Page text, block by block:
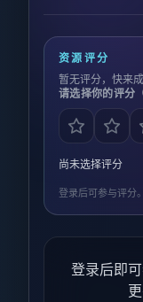
资源评分
暂无评分，快来
请选择你的评分
尚未选择评分
登录后可参与评分。
登录后即